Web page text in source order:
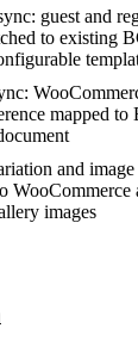
guest and
to existing
mapped to
and
images